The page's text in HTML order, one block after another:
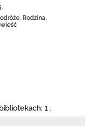
Rodzina,
1 .